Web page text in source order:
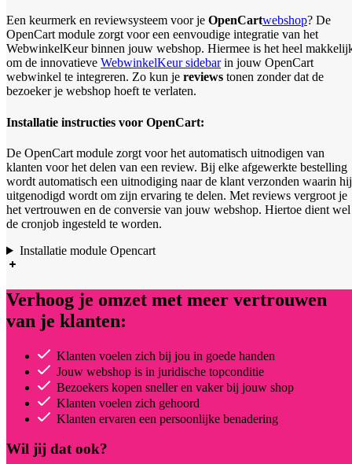
Een keurmerk en reviewsysteem voor je OpenCartwebshop? De
OpenCart module zorgt voor een eenvoudige integratie van het
WebwinkelKeur binnen jouw webshop. Hiermee is het heel
om de innovatieve WebwinkelKeur sidebarin jouw OpenCart
webwinkel te integreren. Zo kun je reviews tonen zonder dat de
bezoeker je webshop hoeft te verlaten.
Installatie instructies voor OpenCart:
De OpenCart module zorgt voor het automatisch uitnodigen van
klanten voor het delen van een review. Bij elke afgewerkte bestelling
wordt automatisch een uitnodiging naar de klant verzonden waarin hij
uitgenodigd wordt om zijn ervaring te delen. Met reviews vergroot je
het vertrouwen en de conversie van jouw webshop. Hiertoe dient wel
de cronjob ingesteld te worden.
Installatie module Opencart
Verhoog je omzet met meer vertrouwen
van je klanten:
Klanten voelen zich bij jou in goede handen
Jouw webshop is in juridische topconditie
Bezoekers kopen sneller en vaker bij jouw shop
Klanten voelen zich gehoord
Klanten ervaren een persoonlijke benadering
Wil jij dat ook?